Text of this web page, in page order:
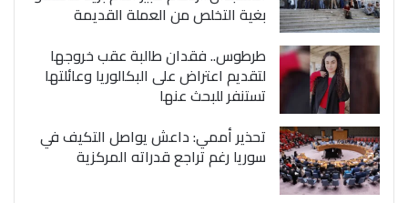
بغية التخلص من العملة القديمة
طرطوس.. فقدان طالبة عقب خروجها
لتقديم اعتراض على البكالوريا وعائلتها
تستنفر للبحث عنها
تحذير أممي: داعش يواصل التكيف في
سوريا رغم تراجع قدراته المركزية